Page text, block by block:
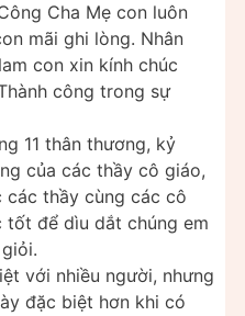
Cha Mẹ con luôn
mãi ghi lòng. Nhân
con xin kính chúc
công trong sự
11 thân thương, kỷ
của các thầy cô giáo,
các thầy cùng các cô
tốt để dìu dắt chúng em
với nhiều người, nhưng
đặc biệt hơn khi có